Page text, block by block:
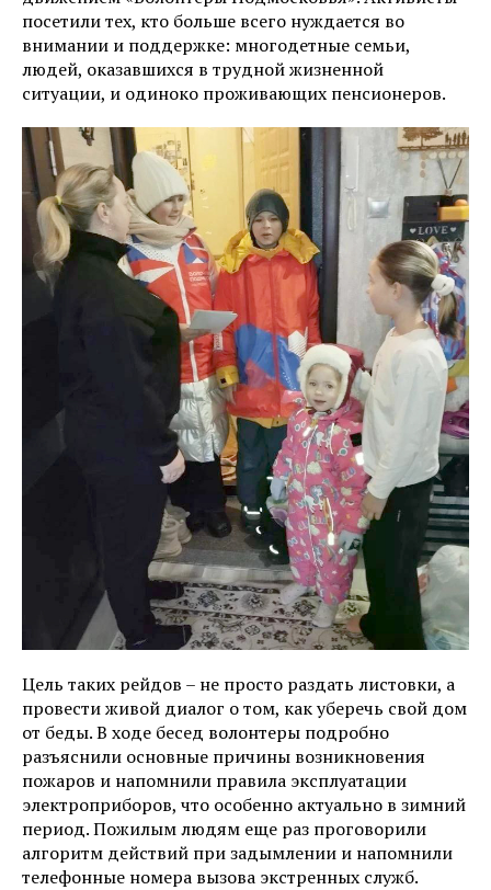
посетили тех, кто больше всего нуждается во
внимании и поддержке: многодетные семьи,
людей, оказавшихся в трудной жизненной
ситуации, и одиноко проживающих пенсионеров.
Цель таких рейдов – не просто раздать листовки, а
провести живой диалог о том, как уберечь свой дом
от беды. В ходе бесед волонтеры подробно
разъяснили основные причины возникновения
пожаров и напомнили правила эксплуатации
электроприборов, что особенно актуально в зимний
период. Пожилым людям еще раз проговорили
алгоритм действий при задымлении и напомнили
телефонные номера вызова экстренных служб.